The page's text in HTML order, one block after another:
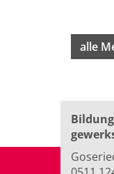
alle